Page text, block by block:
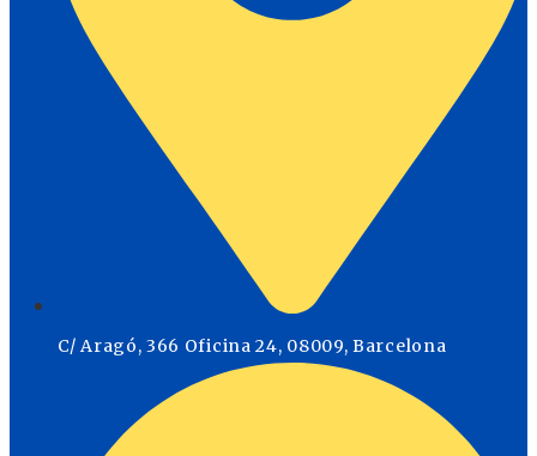
C/ Aragó, 366 Oficina 24, 08009, Barcelona